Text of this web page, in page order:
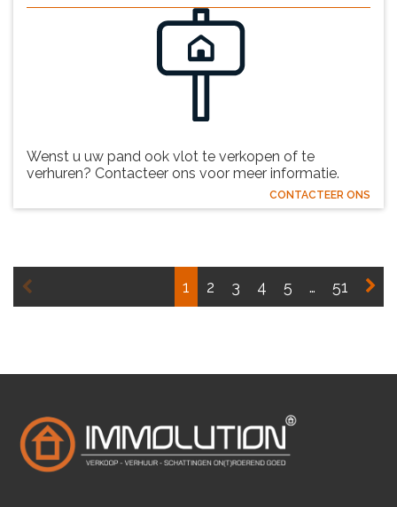
Wenst u uw pand ook vlot te verkopen of te
verhuren? Contacteer ons voor meer informatie.
CONTACTEER ONS
1 2 3 4 5 … 51